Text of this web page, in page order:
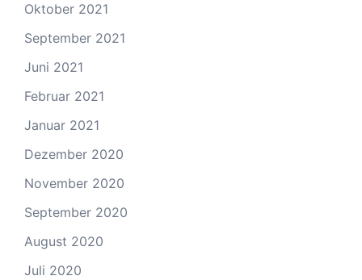
Oktober 2021
September 2021
Juni 2021
Februar 2021
Januar 2021
Dezember 2020
November 2020
September 2020
August 2020
Juli 2020